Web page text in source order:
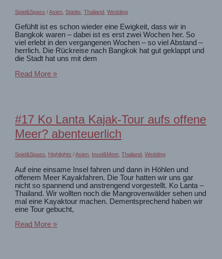
Spiel&Spass /Asien ,Städte ,Thailand ,Wedding
Gefühlt ist es schon wieder eine Ewigkeit, dass wir in
Bangkok waren – dabei ist es erst zwei Wochen her. So
viel erlebt in den vergangenen Wochen – so viel Abstand –
herrlich. Die Rückreise nach Bangkok hat gut geklappt und
die Stadt hat uns mit dem
#18
Read More »
#17 Ko Lanta Kajak-Tour aufs offene
Meer? abenteuerlich
Spiel&Spass Highlights /Asien Insel&Meer,Thailand ,Wedding
Auf eine einsame Insel fahren und dann in Höhlen und
offenem Meer Kayakfahren. Die Tour hatten wir uns gar
nicht so spannend und anstrengend vorgestellt. Ko Lanta –
Thailand. Wir wollten noch die Mangrovenwälder sehen und
mal eine Kayaktour machen. Dementsprechend haben wir
eine Tour gebucht,
#17
Read More »